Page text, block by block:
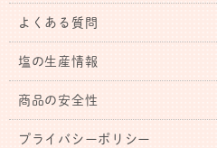
よくある質問
塩の生産情報
商品の安全性
プライバシーポリシー